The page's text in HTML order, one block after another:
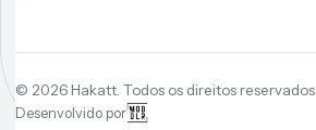
© 2026Hakatt. Todos os direitos reservados.
Desenvolvido por